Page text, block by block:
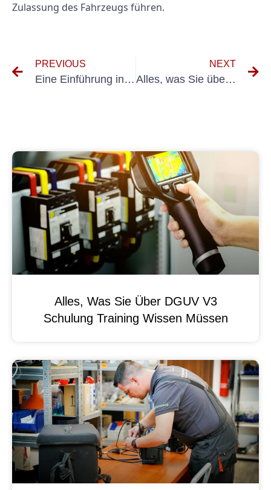
Zulassung des Fahrzeugs führen.
PREVIOUS
Eine Einführung in die Erstprüfung DIN VDE 0100 Teil 600: Was Sie wissen müssen
NEXT
Alles, was Sie über die UVV-Prüfung in Monheim am Rhein wissen müssen
Alles, Was Sie Über DGUV V3
Schulung Training Wissen Müssen